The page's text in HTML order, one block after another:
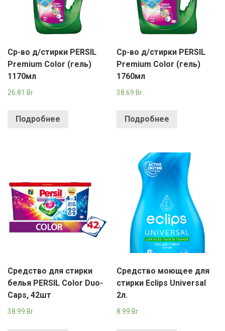
Ср-во д/стирки PERSIL
Premium Color (гель)
1170мл
26.81 Br
Подробнее
Ср-во д/стирки PERSIL
Premium Color (гель)
1760мл
38.69 Br
Подробнее
Средство для стирки
белья PERSIL Color Duo-
Caps, 42шт
38.99 Br
Средство моющее для
стирки Eclips Universal
2л.
8.99 Br